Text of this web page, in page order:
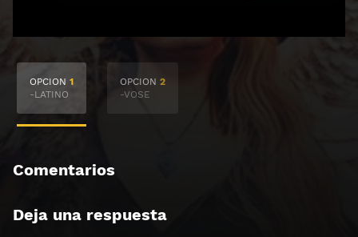
Haz clic 3 veces en el botón para desbloquear el
⏰ El acceso expira en 1 hora
OPCION 1
-LATINO
OPCION 2
-VOSE
Comentarios
Deja una respuesta